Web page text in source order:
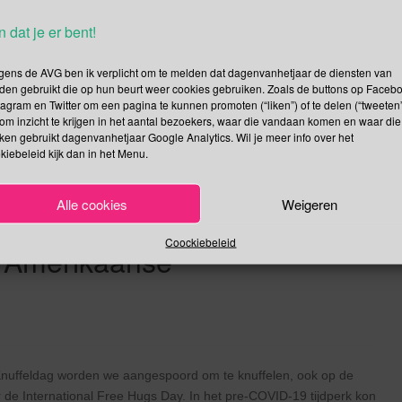
dat je er bent!
de AVG ben ik verplicht om te melden dat dagenvanhetjaar de diensten van
gebruikt die op hun beurt weer cookies gebruiken. Zoals de buttons op
en Twitter om een pagina te kunnen promoten (“liken”) of te delen
inzicht te krijgen in het aantal bezoekers, waar die vandaan komen en waar
gebruikt dagenvanhetjaar Google Analytics. Wil je meer info over het
kijk dan in het Menu.
Alle cookies Weigeren
Coockiebeleid
|Dag van
voor Dolfijnen in
| Heroes Dutch
het Paard |
worden we aangespoord om te knuffelen, ook op de
International Free Hugs Day. In het pre-COVID-19 tijdperk kon